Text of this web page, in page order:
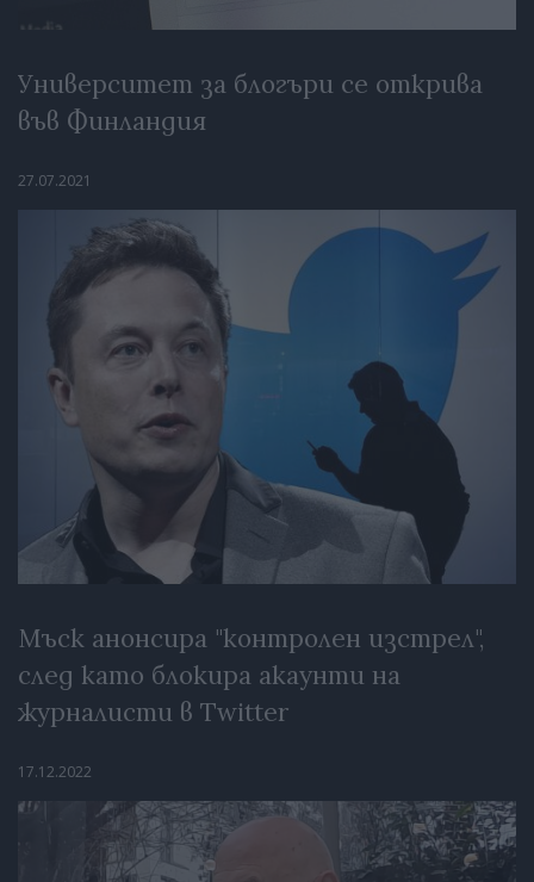
Университет за блогъри се открива
във Финландия
27.07.2021
Мъск анонсира "контролен изстрел",
след като блокира акаунти на
журналисти в Twitter
17.12.2022